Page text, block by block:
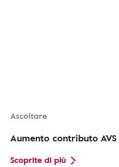
Ascoltare
Aumento contributo AVS
Scoprite di più